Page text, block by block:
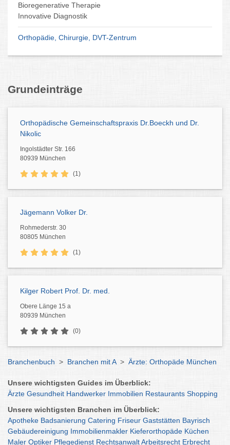
Bioregenerative Therapie
Innovative Diagnostik
Orthopädie, Chirurgie, DVT-Zentrum
Grundeinträge
Orthopädische Gemeinschaftspraxis Dr.Boeckh und Dr.
Nikolic
Ingolstädter Str. 166
80939 München
(1)
Jägemann Volker Dr.
Rohmederstr. 30
80805 München
(1)
Kilger Robert Prof. Dr. med.
Obere Länge 15 a
80939 München
(0)
Branchenbuch > Branchen mit A > Ärzte: Orthopäde München
Unsere wichtigsten Guides im Überblick:
Ärzte Gesundheit Handwerker Immobilien Restaurants Shopping
Unsere wichtigsten Branchen im Überblick:
Apotheke Badsanierung Catering Friseur Gaststätten Bayrisch
Gebäudereinigung Immobilienmakler Kieferorthopäde Küchen
Maler Optiker Pflegedienst RechtsanwaltArbeitsrecht Erbrecht